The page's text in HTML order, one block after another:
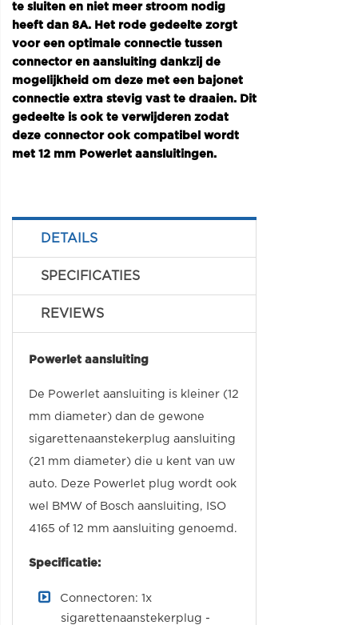
te sluiten en niet meer stroom nodig
heeft dan 8A. Het rode gedeelte zorgt
voor een optimale connectie tussen
connector en aansluiting dankzij de
mogelijkheid om deze met een bajonet
connectie extra stevig vast te draaien. Dit
gedeelte is ook te verwijderen zodat
deze connector ook compatibel wordt
met 12 mm Powerlet aansluitingen.
DETAILS
SPECIFICATIES
REVIEWS
Powerlet aansluiting
De Powerlet aansluiting is kleiner (12
mm diameter) dan de gewone
sigarettenaanstekerplug aansluiting
(21 mm diameter) die u kent van uw
auto. Deze Powerlet plug wordt ook
wel BMW of Bosch aansluiting, ISO
4165 of 12 mm aansluiting genoemd.
Specificatie:
Connectoren: 1x
sigarettenaanstekerplug -